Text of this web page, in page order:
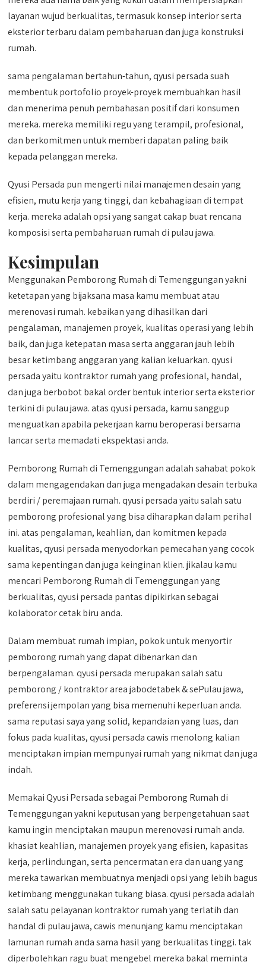
layanan wujud berkualitas, termasuk konsep interior serta
eksterior terbaru dalam pembaharuan dan juga konstruksi
rumah.
sama pengalaman bertahun-tahun, qyusi persada suah
membentuk portofolio proyek-proyek membuahkan hasil
dan menerima penuh pembahasan positif dari konsumen
mereka. mereka memiliki regu yang terampil, profesional,
dan berkomitmen untuk memberi dapatan paling baik
kepada pelanggan mereka.
Qyusi Persada pun mengerti nilai manajemen desain yang
efisien, mutu kerja yang tinggi, dan kebahagiaan di tempat
kerja. mereka adalah opsi yang sangat cakap buat rencana
komposisi serta pembaharuan rumah di pulau jawa.
Kesimpulan
Menggunakan Pemborong Rumah di Temenggungan yakni
ketetapan yang bijaksana masa kamu membuat atau
merenovasi rumah. kebaikan yang dihasilkan dari
pengalaman, manajemen proyek, kualitas operasi yang lebih
baik, dan juga ketepatan masa serta anggaran jauh lebih
besar ketimbang anggaran yang kalian keluarkan. qyusi
persada yaitu kontraktor rumah yang profesional, handal,
dan juga berbobot bakal order bentuk interior serta eksterior
terkini di pulau jawa. atas qyusi persada, kamu sanggup
menguatkan apabila pekerjaan kamu beroperasi bersama
lancar serta memadati ekspektasi anda.
Pemborong Rumah di Temenggungan adalah sahabat pokok
dalam mengagendakan dan juga mengadakan desain terbuka
berdiri / peremajaan rumah. qyusi persada yaitu salah satu
pemborong profesional yang bisa diharapkan dalam perihal
ini. atas pengalaman, keahlian, dan komitmen kepada
kualitas, qyusi persada menyodorkan pemecahan yang cocok
sama kepentingan dan juga keinginan klien. jikalau kamu
mencari Pemborong Rumah di Temenggungan yang
berkualitas, qyusi persada pantas dipikirkan sebagai
kolaborator cetak biru anda.
Dalam membuat rumah impian, pokok untuk menyortir
pemborong rumah yang dapat dibenarkan dan
berpengalaman. qyusi persada merupakan salah satu
pemborong / kontraktor area jabodetabek & sePulau jawa,
preferensi jempolan yang bisa memenuhi keperluan anda.
sama reputasi saya yang solid, kepandaian yang luas, dan
fokus pada kualitas, qyusi persada cawis menolong kalian
menciptakan impian mempunyai rumah yang nikmat dan juga
indah.
Memakai Qyusi Persada sebagai Pemborong Rumah di
Temenggungan yakni keputusan yang berpengetahuan saat
kamu ingin menciptakan maupun merenovasi rumah anda.
khasiat keahlian, manajemen proyek yang efisien, kapasitas
kerja, perlindungan, serta pencermatan era dan uang yang
mereka tawarkan membuatnya menjadi opsi yang lebih bagus
ketimbang menggunakan tukang biasa. qyusi persada adalah
salah satu pelayanan kontraktor rumah yang terlatih dan
handal di pulau jawa, cawis menunjang kamu menciptakan
lamunan rumah anda sama hasil yang berkualitas tinggi. tak
diperbolehkan ragu buat mengebel mereka bakal meminta